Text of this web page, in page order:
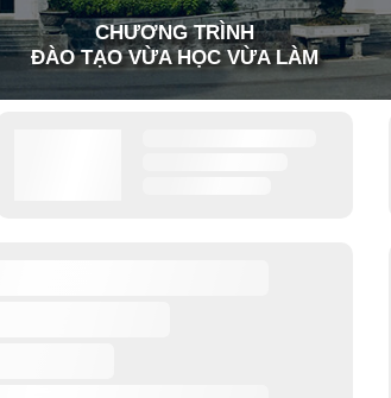
CHƯƠNG TRÌNH
ĐÀO TẠO VỪA HỌC VỪA LÀM